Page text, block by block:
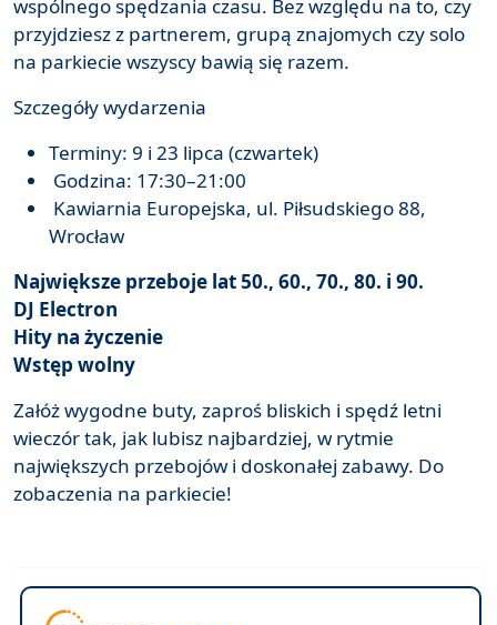
wspólnego spędzania czasu. Bez względu na to, czy
przyjdziesz z partnerem, grupą znajomych czy solo
na parkiecie wszyscy bawią się razem.
Szczegóły wydarzenia
Terminy: 9 i 23 lipca (czwartek)
Godzina: 17:30–21:00
Kawiarnia Europejska, ul. Piłsudskiego 88,
Wrocław
Największe przeboje lat 50., 60., 70., 80. i 90.
DJ Electron
Hity na życzenie
Wstęp wolny
Załóż wygodne buty, zaproś bliskich i spędź letni
wieczór tak, jak lubisz najbardziej, w rytmie
największych przebojów i doskonałej zabawy. Do
zobaczenia na parkiecie!